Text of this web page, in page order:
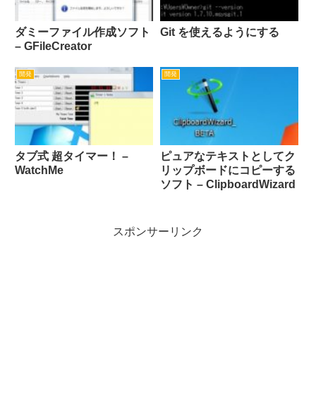
ダミーファイル作成ソフト
– GFileCreator
Git を使えるようにする
開発
タブ式 超タイマー！ –
WatchMe
開発
ピュアなテキストとしてク
リップボードにコピーする
ソフト – ClipboardWizard
スポンサーリンク